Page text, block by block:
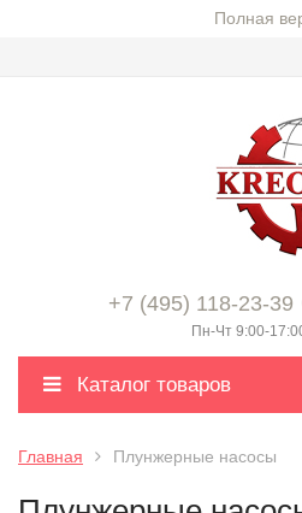
Полная
+7 (495) 118-23-39
Пн-Чт 9:00-
Каталог товаров
Главная Плунжерные насосы